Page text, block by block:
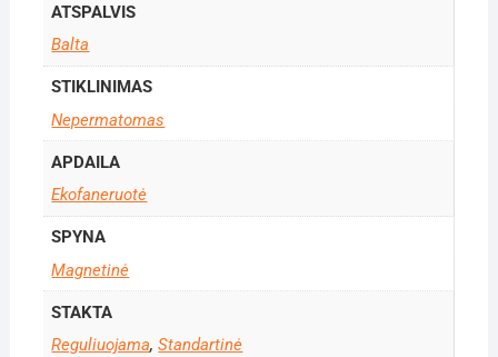
ATSPALVIS
Balta
STIKLINIMAS
Nepermatomas
APDAILA
Ekofaneruotė
SPYNA
Magnetinė
STAKTA
Reguliuojama,Standartinė